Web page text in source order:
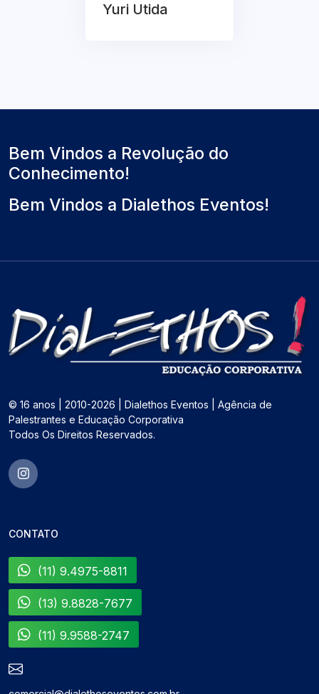
Yuri Utida
Bem Vindos a Revolução do
Conhecimento!
Bem Vindos a Dialethos Eventos!
© 16 anos | 2010-2026 | Dialethos Eventos | Agência de
Palestrantes e Educação Corporativa
Todos Os Direitos Reservados.
CONTATO
(11) 9.4975-8811
(13) 9.8828-7677
(11) 9.9588-2747